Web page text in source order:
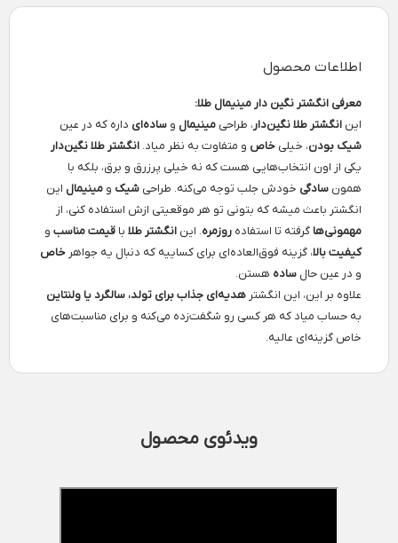
اطلاعات محصول
معرفی انگشتر نگین دار مینیمال طلا:
این انگشتر طلا نگین‌دار، طراحی مینیمال و ساده‌ای داره که در عین
شیک بودن، خیلی خاص و متفاوت به نظر میاد. انگشتر طلا نگین‌دار
یکی از اون انتخاب‌هایی هست که نه خیلی پرزرق و برق، بلکه با
همون سادگی خودش جلب توجه می‌کنه. طراحی شیک و مینیمال این
انگشتر باعث میشه که بتونی تو هر موقعیتی ازش استفاده کنی، از
مهمونی‌ها گرفته تا استفاده روزمره. این انگشتر طلا با قیمت مناسب و
کیفیت بالا، گزینه فوق‌العاده‌ای برای کساییه که دنبال یه جواهر خاص
و در عین حال ساده هستن.
علاوه بر این، این انگشتر هدیه‌ای جذاب برای تولد، سالگرد یا ولنتاین
به حساب میاد که هر کسی رو شگفت‌زده می‌کنه و برای مناسبت‌های
خاص گزینه‌ای عالیه.
ویدئوی محصول